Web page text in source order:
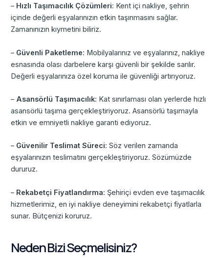
– Hızlı Taşımacılık Çözümleri: Kent içi nakliye, şehrin
içinde değerli eşyalarınızın etkin taşınmasını sağlar.
Zamanınızın kıymetini biliriz.
– Güvenli Paketleme: Mobilyalarınız ve eşyalarınız, nakliye
esnasında olası darbelere karşı güvenli bir şekilde sarılır.
Değerli eşyalarınıza özel koruma ile güvenliği artırıyoruz.
– Asansörlü Taşımacılık: Kat sınırlaması olan yerlerde hızlı
asansörlü taşıma gerçekleştiriyoruz. Asansörlü taşımayla
etkin ve emniyetli nakliye garanti ediyoruz.
– Güvenilir Teslimat Süreci: Söz verilen zamanda
eşyalarınızın teslimatını gerçekleştiriyoruz. Sözümüzde
dururuz.
– Rekabetçi Fiyatlandırma: Şehiriçi evden eve taşımacılık
hizmetlerimiz, en iyi nakliye deneyimini rekabetçi fiyatlarla
sunar. Bütçenizi koruruz.
Neden Bizi Seçmelisiniz?